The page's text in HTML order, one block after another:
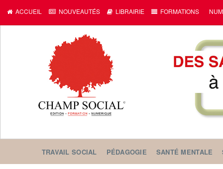
ACCUEIL NOUVEAUTÉS LIBRAIRIE FORMATIONS
TRAVAIL SOCIAL PÉDAGOGIE SANTÉ MENTALE